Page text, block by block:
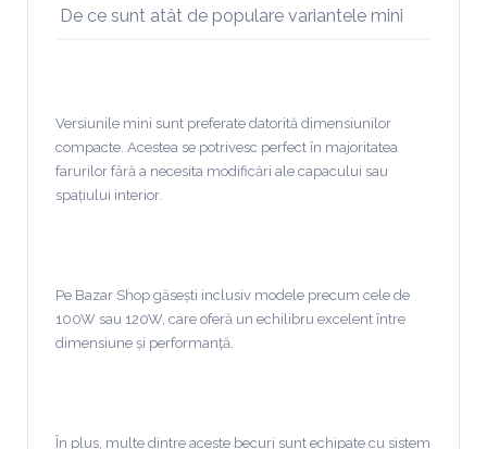
De ce sunt atât de populare variantele mini
Versiunile mini sunt preferate datorită dimensiunilor
compacte. Acestea se potrivesc perfect în majoritatea
farurilor fără a necesita modificări ale capacului sau
spațiului interior.
Pe Bazar Shop găsești inclusiv modele precum cele de
100W sau 120W, care oferă un echilibru excelent între
dimensiune și performanță.
În plus, multe dintre aceste becuri sunt echipate cu sistem